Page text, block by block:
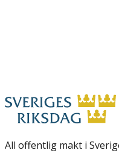
All offentlig makt i